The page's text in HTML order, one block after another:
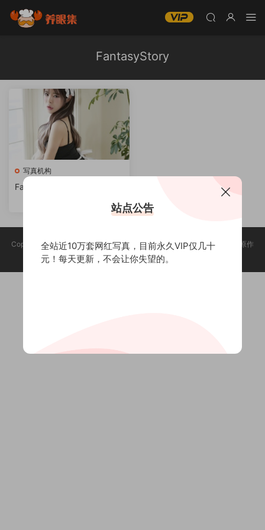
FantasyStory
写真机构
FantasyStory美女写真合集
Copyright @ 2025 养眼集 版权声明:本站所有资源均收集于网络，版权归原作
者所有，如有侵权，请联系删除。
站点公告
全站近10万套网红写真，目前永久VIP仅几十
元！每天更新，不会让你失望的。